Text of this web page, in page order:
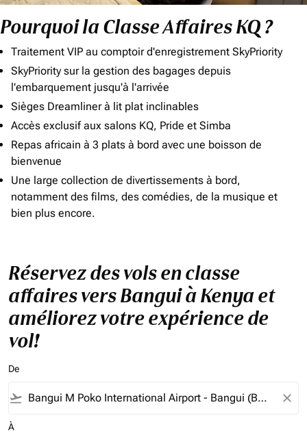
Pourquoi la Classe Affaires KQ ?
Traitement VIP au comptoir d'enregistrement SkyPriority
SkyPriority sur la gestion des bagages depuis
l'embarquement jusqu'à l'arrivée
Sièges Dreamliner à lit plat inclinables
Accès exclusif aux salons KQ, Pride et Simba
Repas africain à 3 plats à bord avec une boisson de
bienvenue
Une large collection de divertissements à bord,
notamment des films, des comédies, de la musique et
bien plus encore.
Réservez des vols en classe
affaires vers Bangui à Kenya et
améliorez votre expérience de
vol!
De
flight_takeoff close
À